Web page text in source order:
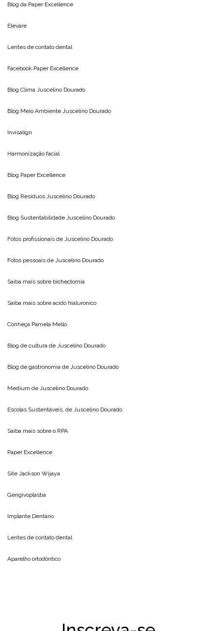
Blog da Paper Excellence
Elevare
Lentes de contato dental
Facebook Paper Excellence
Blog Clima Juscelino Dourado
Blog Meio Ambiente Juscelino Dourado
Invisalign
Harmonização facial
Blog Paper Excellence
Blog Resíduos Juscelino Dourado
Blog Sustentabilidade Juscelino Dourado
Fotos profissionais de Juscelino Dourado
Fotos pessoais de Juscelino Dourado
Saiba mais sobre bichectomia
Saiba mais sobre acido hialuronico
Conheça Pamela Mello
Blog de cultura de Juscelino Dourado
Blog de gastronomia de Juscelino Dourado
Medium de Juscelino Dourado
Escolas Sustentáveis, de Juscelino Dourado
Saiba mais sobre o RPA
Paper Excellence
Site Jackson Wijaya
Gengivoplastia
Implante Dentário
Lentes de contato dental
Aparelho ortodôntico